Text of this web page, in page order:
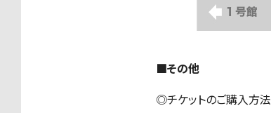
■その他
◎チケットのご購入方